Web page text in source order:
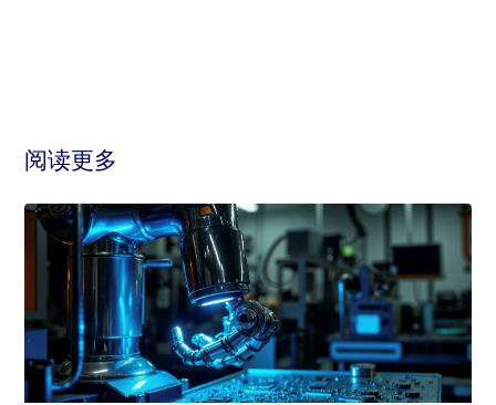
阅读更多